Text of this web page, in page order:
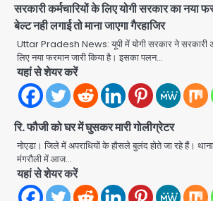
सरकारी कर्मचारियों के लिए योगी सरकार का नया
बेल्ट नही लगाई तो माना जाएगा गैरहाजिर
Uttar Pradesh News: यूपी में योगी सरकार ने सरकारी
लिए नया फरमान जारी किया है। इसका पलन…
यहां से शेयर करें
रि. फौजी को घर में घुसकर मारी गोलीग्रेटर
नोएडा। जिले में अपराधियों के हौसले बुलंद होते जा रहे हैं।
मंगरौली में आज…
यहां से शेयर करें
4
Mamata
Attack: जूते-पत्थर
बोलीं- ‘माथा फट जाता’
Avinash Kumar
5
Shaheen Bagh
शाहीन बाग में जलभराव
लोग परेशान
Avinash Kumar
सैलाब
Avinash Kumar